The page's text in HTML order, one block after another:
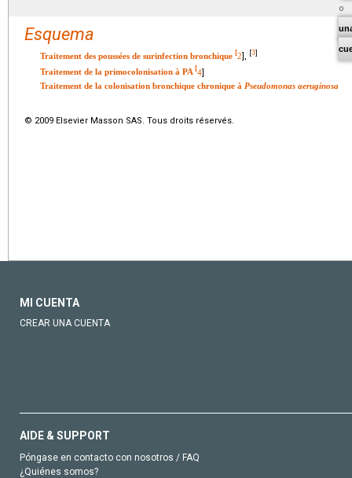
Esquema
Traitement des poussées de surinfection bronchique [2], [3]
Traitement de la primocolonisation à PA 4]
Traitement de la colonisation bronchique chronique à Pseudomonas aeruginosa
© 2009 Elsevier Masson SAS. Tous droits réservés.
MI CUENTA
CREAR UNA CUENTA
AIDE & SUPPORT
Póngase en contacto con nosotros / FAQ
¿Quiénes somos?